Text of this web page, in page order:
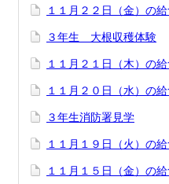
１１月２２日（金）の給
３年生 大根収穫体験
１１月２１日（木）の給
１１月２０日（水）の給
３年生消防署見学
１１月１９日（火）の給
１１月１５日（金）の給